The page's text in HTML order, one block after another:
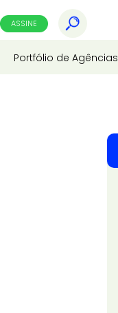
ASSINE
Portfólio de Agências